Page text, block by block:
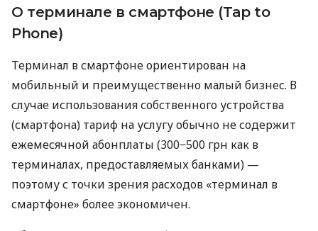
О терминале в смартфоне (Tap to
Phone)
Терминал в смартфоне ориентирован на
мобильный и преимущественно малый бизнес. В
случае использования собственного устройства
(смартфона) тариф на услугу обычно не содержит
ежемесячной абонплаты (300−500 грн как в
терминалах, предоставляемых банками) —
поэтому с точки зрения расходов «терминал в
смартфоне» более экономичен.